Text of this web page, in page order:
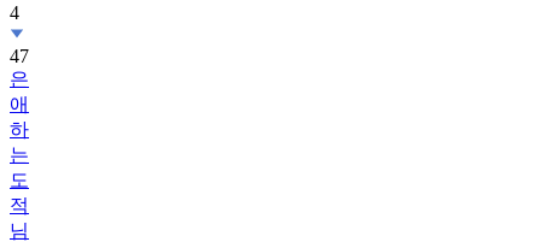
4
47
은
애
하
는
도
적
님